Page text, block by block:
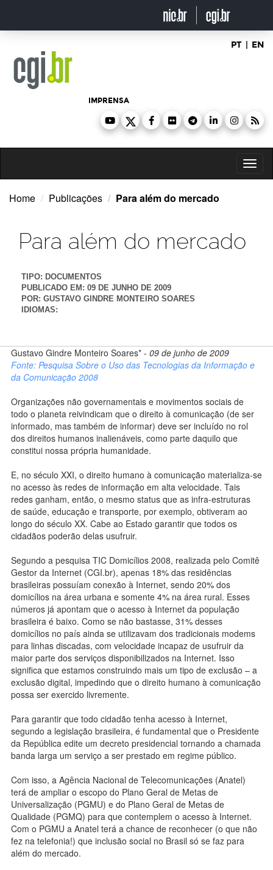
o
PT | EN
IMPRENSA
Home Publicações Para além do mercado
Para além do mercado
TIPO: DOCUMENTOS
PUBLICADO EM: 09 DE JUNHO DE 2009
POR: GUSTAVO GINDRE MONTEIRO SOARES
IDIOMAS:
Gustavo Gindre Monteiro Soares* - 09 de junho de 2009
Fonte: Pesquisa Sobre o Uso das Tecnologias da Informação e
da Comunicação 2008
Organizações não governamentais e movimentos sociais de
todo o planeta reivindicam que o direito à comunicação (de ser
informado, mas também de informar) deve ser incluído no rol
dos direitos humanos inalienáveis, como parte daquilo que
constitui nossa própria humanidade.
E, no século XXI, o direito humano à comunicação materializa-se
no acesso às redes de informação em alta velocidade. Tais
redes ganham, então, o mesmo status que as infra-estruturas
de saúde, educação e transporte, por exemplo, obtiveram ao
longo do século XX. Cabe ao Estado garantir que todos os
cidadãos poderão delas usufruir.
Segundo a pesquisa TIC Domicílios 2008, realizada pelo Comitê
Gestor da Internet (CGI.br), apenas 18% das residências
brasileiras possuíam conexão à Internet, sendo 20% dos
domicílios na área urbana e somente 4% na área rural. Esses
números já apontam que o acesso à Internet da população
brasileira é baixo. Como se não bastasse, 31% desses
domicílios no país ainda se utilizavam dos tradicionais modems
para linhas discadas, com velocidade incapaz de usufruir da
maior parte dos serviços disponibilizados na Internet. Isso
significa que estamos construindo mais um tipo de exclusão – a
exclusão digital, impedindo que o direito humano à comunicação
possa ser exercido livremente.
Para garantir que todo cidadão tenha acesso à Internet,
segundo a legislação brasileira, é fundamental que o Presidente
da República edite um decreto presidencial tornando a chamada
banda larga um serviço a ser prestado em regime público.
Com isso, a Agência Nacional de Telecomunicações (Anatel)
terá de ampliar o escopo do Plano Geral de Metas de
Universalização (PGMU) e do Plano Geral de Metas de
Qualidade (PGMQ) para que contemplem o acesso à Internet.
Com o PGMU a Anatel terá a chance de reconhecer (o que não
fez na telefonia!) que inclusão social no Brasil só se faz para
além do mercado.